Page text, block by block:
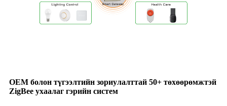
OEM болон түгээлтийн зориулалттай 50+ төхөөрөмжтэй
ZigBee ухаалаг гэрийн систем